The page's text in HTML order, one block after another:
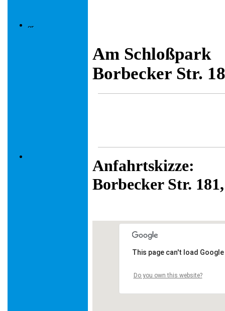
Am Schloßpark
Borbecker Str.
Anfahrtskizze:
Borbecker Str.
This page can't load
Do you own this website?